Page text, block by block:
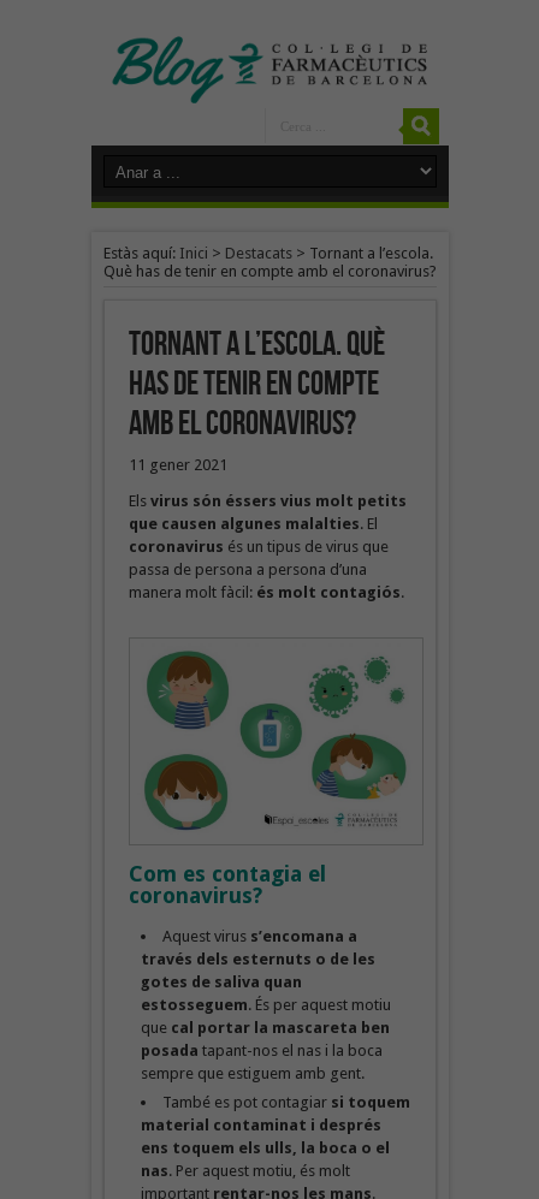
Estàs aquí: Inici > Destacats> Tornant a l’escola.
Què has de tenir en compte amb el coronavirus?
Tornant a l’escola. Què
has de tenir en compte
amb el coronavirus?
11 gener 2021
Elsvirus són éssers vius molt petits
que causen algunes malalties. El
coronavirus és un tipus de virus que
passa de persona a persona d’una
manera molt fàcil: és molt contagiós.
Com es contagia el
coronavirus?
Aquest virus s’encomana a
través dels esternuts o de les
gotes de saliva quan
estosseguem. És per aquest motiu
que cal portar la mascareta ben
posada tapant-nos el nas i la boca
sempre que estiguem amb gent.
També es pot contagiar si toquem
material contaminat i després
ens toquem els ulls, la boca o el
nas. Per aquest motiu, és molt
important rentar-nos les mans.